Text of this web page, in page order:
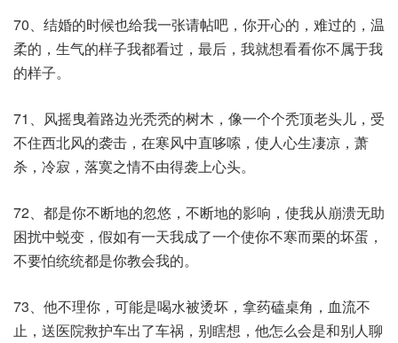
70、结婚的时候也给我一张请帖吧，你开心的，难过的，温
柔的，生气的样子我都看过，最后，我就想看看你不属于我
的样子。
71、风摇曳着路边光秃秃的树木，像一个个秃顶老头儿，受
不住西北风的袭击，在寒风中直哆嗦，使人心生凄凉，萧
杀，冷寂，落寞之情不由得袭上心头。
72、都是你不断地的忽悠，不断地的影响，使我从崩溃无助
困扰中蜕变，假如有一天我成了一个使你不寒而栗的坏蛋，
不要怕统统都是你教会我的。
73、他不理你，可能是喝水被烫坏，拿药磕桌角，血流不
止，送医院救护车出了车祸，别瞎想，他怎么会是和别人聊